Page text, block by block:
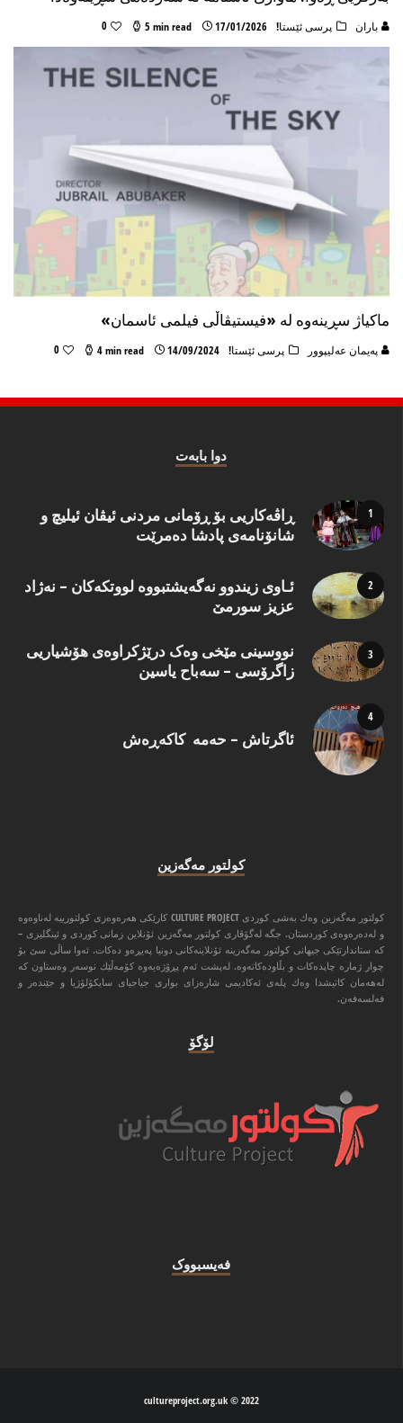
باران پرسی ئێستا! 17/01/2026
5 min read
0
ماکیاژ سڕینەوە لە «فیستیڤاڵی فیلمی ئاسمان»
پەیمان عەلیپوور پرسی ئێستا! 14/09/2024
4 min read
0
دوا بابه‌ت
ڕاڤەکاریی بۆ ڕۆمانی مردنی ئیڤان ئیلیچ و
شانۆنامەی پادشا دەمرێت
ئـاوی زیندوو نه‌گه‌یشتبووه‌ لووتكه‌كان – نه‌ژاد
عزیز سورمێ
نووسینی مێخی وەک درێژکراوەی هۆشیاریی
زاگرۆسی – سەباح یاسین
ئاگرتاش – حەمە کاکەڕەش
كولتور مه‌گه‌زین
كولتور مه‌گه‌زین وه‌ك به‌شی كوردی CULTURE PROJECT كارێكی هه‌ره‌وه‌زی كولتورییه‌ له‌ناوه‌وه‌
و له‌ده‌ره‌وه‌ی كوردستان. جگه‌ له‌گۆڤاری كولتور مه‌گه‌زین ئۆنلاین زمانی كوردی و ئینگلیزی –
كه‌ ستاندارتێكی جیهانی كولتور مه‌گه‌زینه‌ ئۆنلاینه‌كانی دونیا په‌یڕه‌و ده‌كات. ئه‌وا ‌ساڵی سێ بۆ
چوار ژماره‌ چاپده‌كات و بڵاوده‌كاته‌وه‌. له‌پشت ئه‌م پڕۆژه‌یه‌وه‌ كۆمه‌ڵێك نوسه‌ر وه‌ستاون كه‌
له‌هه‌مان كاتیشدا وه‌ك پله‌ی ئه‌كادیمی شاره‌زای بواری جیاجیای سایكۆلۆژیا و جێنده‌ر و
فه‌لسه‌فه‌ن.
لۆگۆ
فه‌یسبووک
2022 © cultureproject.org.uk